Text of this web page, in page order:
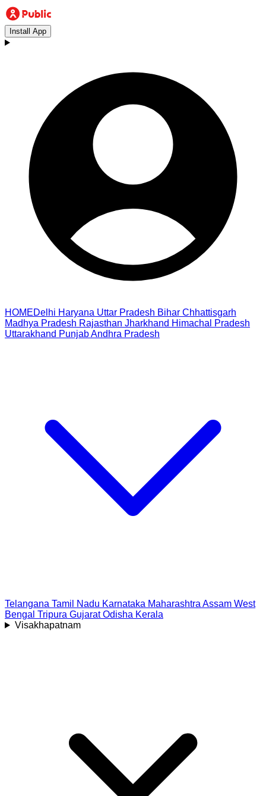
Install App
HOMEDelhi Haryana Uttar Pradesh Bihar Chhattisgarh
Madhya Pradesh Rajasthan Jharkhand Himachal Pradesh
Uttarakhand PunjabAndhra Pradesh
Telangana Tamil Nadu Karnataka Maharashtra Assam West
Bengal Tripura Gujarat Odisha Kerala
Visakhapatnam